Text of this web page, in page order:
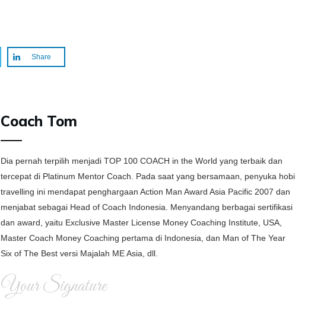
Share
Coach Tom
Dia pernah terpilih menjadi TOP 100 COACH in the World yang terbaik dan
tercepat di Platinum Mentor Coach. Pada saat yang bersamaan, penyuka hobi
travelling ini mendapat penghargaan Action Man Award Asia Pacific 2007 dan
menjabat sebagai Head of Coach Indonesia. Menyandang berbagai sertifikasi
dan award, yaitu Exclusive Master License Money Coaching Institute, USA,
Master Coach Money Coaching pertama di Indonesia, dan Man of The Year
Six of The Best versi Majalah ME Asia, dll.
Your Signature